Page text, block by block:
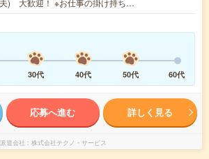
) 大歓迎！ ※お仕事の掛け持ち…
30代 40代 50代 60代
応募へ進む 詳しく見る
派遣会社 株式会社テクノ・サービス